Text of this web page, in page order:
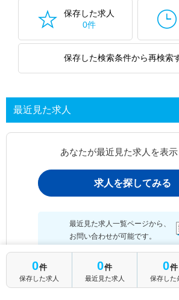
保存した求人
0件
保存した検索条件から再検索
最近見た求人
あなたが最近見た求人を表
求人を探してみる
最近見た求人一覧ページから、
お問い合わせが可能です。
0件
保存した求人
0件
最近見た求人
0件
保存した